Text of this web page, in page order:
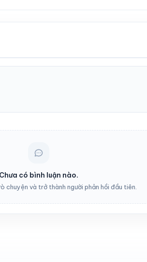
Chưa có bình luận nào.
chuyện và trở thành người phản hồi đầu tiên.